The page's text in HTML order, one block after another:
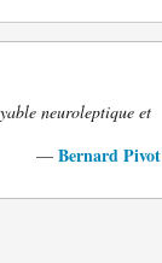
neuroleptique et
— Bernard Pivot